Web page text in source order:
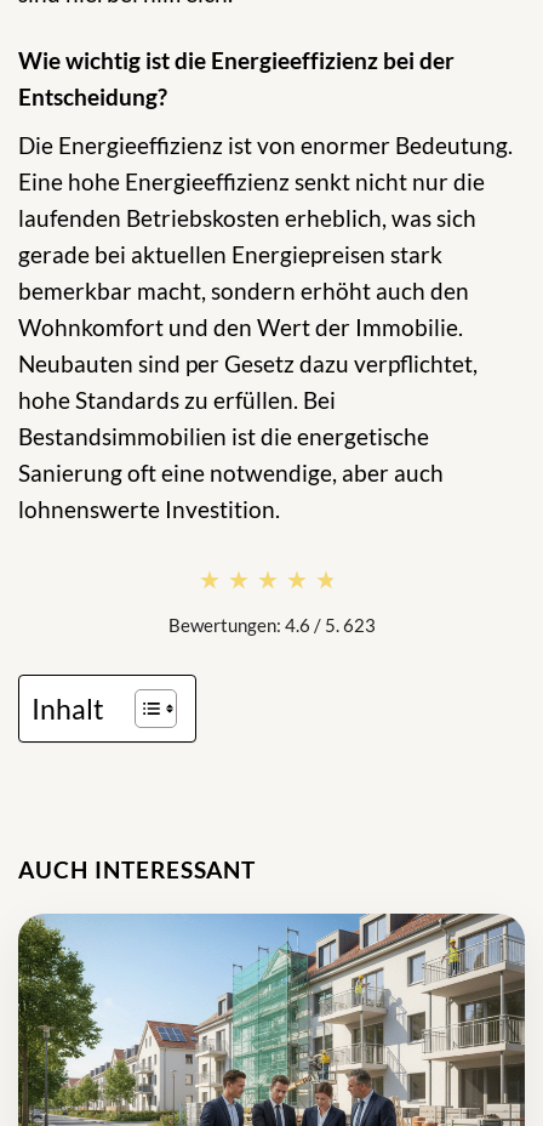
Wie wichtig ist die Energieeffizienz bei der
Entscheidung?
Die Energieeffizienz ist von enormer Bedeutung.
Eine hohe Energieeffizienz senkt nicht nur die
laufenden Betriebskosten erheblich, was sich
gerade bei aktuellen Energiepreisen stark
bemerkbar macht, sondern erhöht auch den
Wohnkomfort und den Wert der Immobilie.
Neubauten sind per Gesetz dazu verpflichtet,
hohe Standards zu erfüllen. Bei
Bestandsimmobilien ist die energetische
Sanierung oft eine notwendige, aber auch
lohnenswerte Investition.
★★★★★
★★★★★
Bewertungen: 4.6 / 5. 623
Inhalt
AUCH INTERESSANT